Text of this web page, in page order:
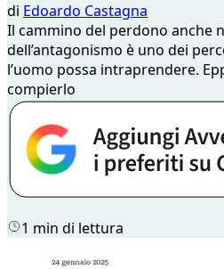
di Edoardo Castagna
Il cammino del perdono anche
dell’antagonismo è uno dei
l’uomo possa intraprendere.
compierlo
1 min di lettura